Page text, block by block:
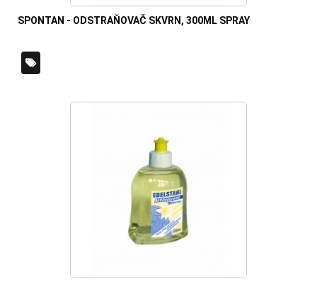
SPONTAN - ODSTRAŇOVAČ SKVRN, 300ML SPRAY